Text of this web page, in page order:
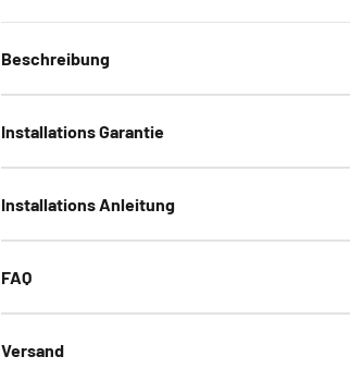
Beschreibung
Installations Garantie
Installations Anleitung
FAQ
Versand